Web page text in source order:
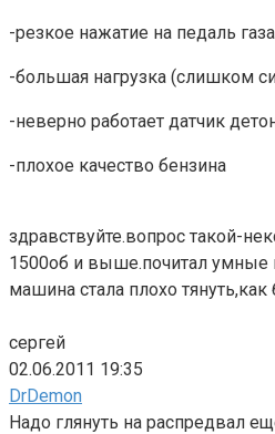
-резкое нажатие на педаль газа
-большая нагрузка (слишком
-неверно работает датчик
-плохое качество бензина
здравствуйте.вопрос такой-
1500об и выше.почитал умные
машина стала плохо
сергей
02.06.2011 19:35
DrDemon
Надо глянуть на распредвал